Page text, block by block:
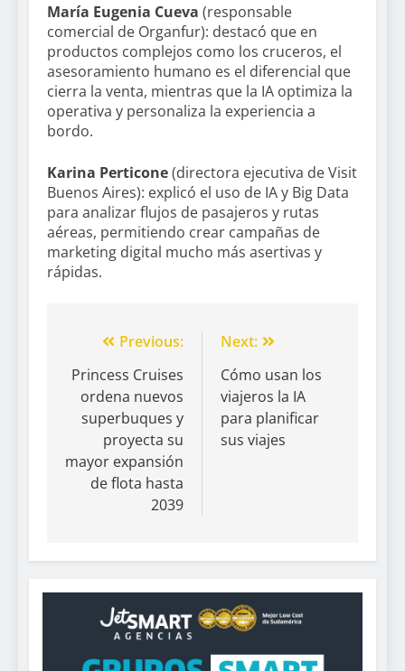
María Eugenia Cueva (responsable
comercial de Organfur): destacó que en
productos complejos como los cruceros, el
asesoramiento humano es el diferencial que
cierra la venta, mientras que la IA optimiza la
operativa y personaliza la experiencia a
bordo.
Karina Perticone(directora ejecutiva de Visit
Buenos Aires): explicó el uso de IA y Big Data
para analizar flujos de pasajeros y rutas
aéreas, permitiendo crear campañas de
marketing digital mucho más asertivas y
rápidas.
Previous:
Princess Cruises
ordena nuevos
superbuques y
proyecta su
mayor expansión
de flota hasta
2039
Next:
Cómo usan los
viajeros la IA
para planificar
sus viajes